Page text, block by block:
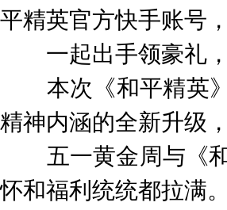
平精英官方快手账号
一起出手领豪礼，
本次《和平精英》
精神内涵的全新升级
五一黄金周与《和
怀和福利统统都拉满。